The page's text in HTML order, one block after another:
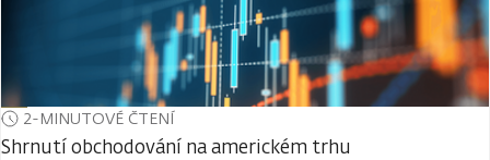
2-MINUTOVÉ ČTENÍ
Shrnutí obchodování na americkém trhu